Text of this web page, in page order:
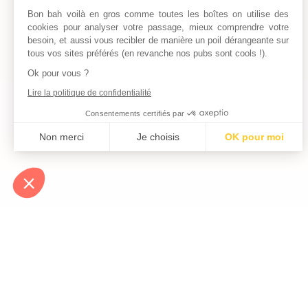
Bon bah voilà en gros comme toutes les boîtes on utilise des
cookies pour analyser votre passage, mieux comprendre votre
besoin, et aussi vous recibler de manière un poil dérangeante sur
tous vos sites préférés (en revanche nos pubs sont cools !).
Ok pour vous ?
Lire la politique de confidentialité
Consentements certifiés par
Non merci Je choisis
OK pour moi
Notre plateforme vous permet d'adapter et de gérer vos